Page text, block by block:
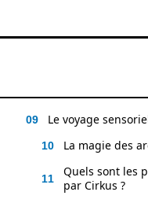
Le voyage
La magie des
Quels sont les
par Cirkus ?